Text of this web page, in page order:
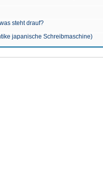
steht drauf?
japanische Schreibmaschine)